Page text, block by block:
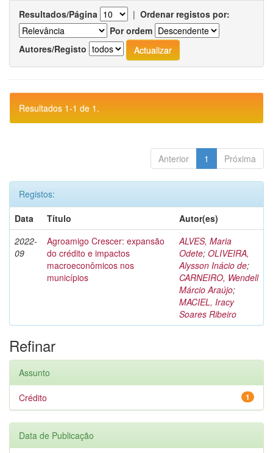
Resultados/Página | Ordenar registos por:
Por ordem
Autores/Registo
Resultados 1-1 de 1.
Anterior 1 Próxima
Registos:
Data
Título
Autor(es)
2022-
09
Agroamigo Crescer: expansão
do crédito e impactos
macroeconômicos nos
municípios
ALVES, Maria
Odete; OLIVEIRA,
Alysson Inácio de;
CARNEIRO, Wendell
Márcio Araújo;
MACIEL, Iracy
Soares Ribeiro
Refinar
Assunto
1
Crédito
Data de Publicação